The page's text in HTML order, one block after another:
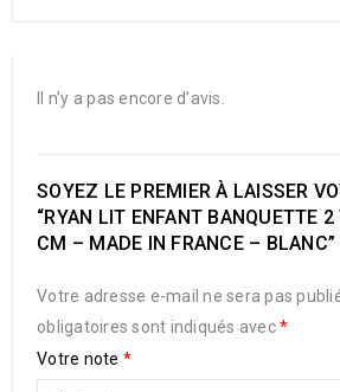
Il n’y a pas encore d’avis.
SOYEZ LE PREMIER À LAISSER
“RYAN LIT ENFANT BANQUETTE
CM – MADE IN FRANCE – BLANC”
Votre adresse e-mail ne sera pas
obligatoires sont indiqués avec*
Votre note *